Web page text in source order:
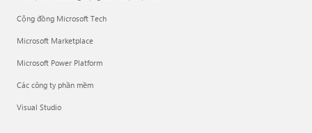
Cộng đồng Microsoft Tech
Microsoft Marketplace
Microsoft Power Platform
Các công ty phần mềm
Visual Studio